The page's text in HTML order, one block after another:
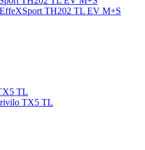
TH202 TL EV M+S
TX5 TL